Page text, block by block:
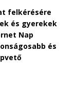
felkérésére
és gyerekek
Nap
és